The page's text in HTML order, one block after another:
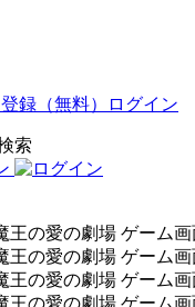
録（無料） ログイン